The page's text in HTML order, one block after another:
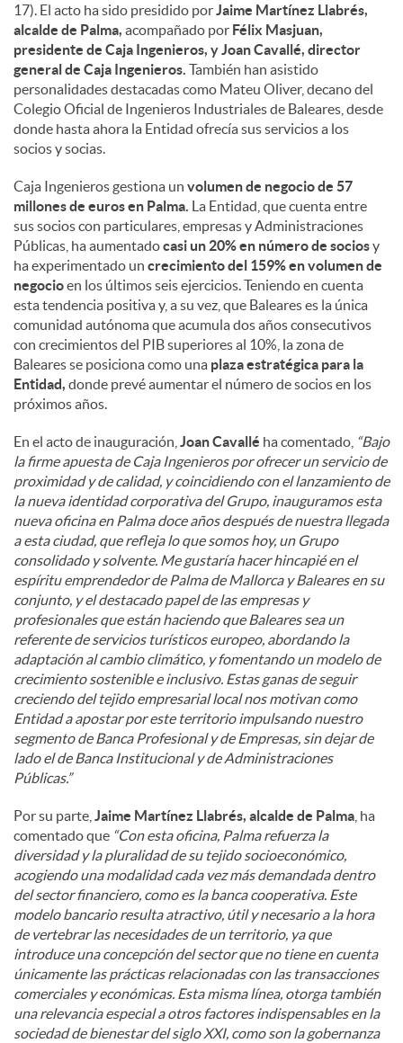
17). El acto ha sido presidido porJaime Martínez Llabrés,
alcalde de Palma, acompañado por Félix Masjuan,
presidente de Caja Ingenieros, y Joan Cavallé, director
general de Caja Ingenieros. También han asistido
personalidades destacadas como Mateu Oliver, decano del
Colegio Oficial de Ingenieros Industriales de Baleares, desde
donde hasta ahora la Entidad ofrecía sus servicios a los
socios y socias.
Caja Ingenieros gestiona un volumen de negocio de 57
millones de euros en Palma. La Entidad, que cuenta entre
sus socios con particulares, empresas y Administraciones
Públicas, ha aumentadocasi un 20% en número de sociosy
ha experimentado un crecimiento del 159% en volumen de
negocioen los últimos seis ejercicios. Teniendo en cuenta
esta tendencia positiva y, a su vez, que Baleares es la única
comunidad autónoma que acumula dos años consecutivos
con crecimientos del PIB superiores al 10%, la zona de
Baleares se posiciona como una plaza estratégica para la
Entidad, donde prevé aumentar el número de socios en los
próximos años.
En el acto de inauguración, Joan Cavallé ha comentado, “Bajo
la firme apuesta de Caja Ingenieros por ofrecer un servicio de
proximidad y de calidad, y coincidiendo con el lanzamiento de
la nueva identidad corporativa del Grupo, inauguramos esta
nueva oficina en Palma doce años después de nuestra llegada
a esta ciudad, que refleja lo que somos hoy, un Grupo
consolidado y solvente. Me gustaría hacer hincapié en el
espíritu emprendedor de Palma de Mallorca y Baleares en su
conjunto, y el destacado papel de las empresas y
profesionales que están haciendo que Baleares sea un
referente de servicios turísticos europeo, abordando la
adaptación al cambio climático, y fomentando un modelo de
crecimiento sostenible e inclusivo. Estas ganas de seguir
creciendo del tejido empresarial local nos motivan como
Entidad a apostar por este territorio impulsando nuestro
segmento de Banca Profesional y de Empresas, sin dejar de
lado el de Banca Institucional y de Administraciones
Públicas.”
Por su parte, Jaime Martínez Llabrés, alcalde de Palma , ha
comentado que “Con esta oficina, Palma refuerza la
diversidad y la pluralidad de su tejido socioeconómico,
acogiendo una modalidad cada vez más demandada dentro
del sector financiero, como es la banca cooperativa. Este
modelo bancario resulta atractivo, útil y necesario a la hora
de vertebrar las necesidades de un territorio, ya que
introduce una concepción del sector que no tiene en cuenta
únicamente las prácticas relacionadas con las transacciones
comerciales y económicas. Esta misma línea, otorga también
una relevancia especial a otros factores indispensables en la
sociedad de bienestar del siglo XXI, como son la gobernanza